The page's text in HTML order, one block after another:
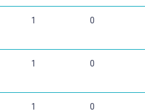
1 0
1 0
1 0